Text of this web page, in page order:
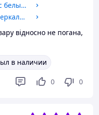
Свадебные кольца на машину с белыми и пудровыми цветами на присосках 2310300пуд
Украшение на машину ручки зеркала набор 2шт
відносно не погана,
в наличии
0 0